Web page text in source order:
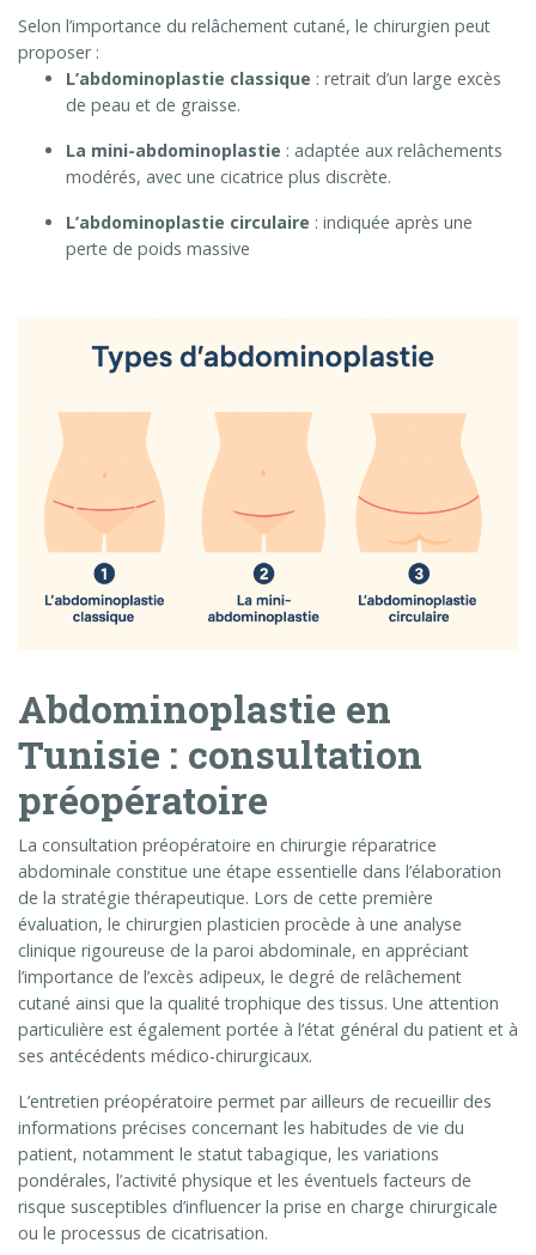
Selon l’importance du relâchement cutané, le chirurgien peut
proposer :
L’abdominoplastie classique : retrait d’un large excès
de peau et de graisse.
La mini-abdominoplastie : adaptée aux relâchements
modérés, avec une cicatrice plus discrète.
L’abdominoplastie circulaire : indiquée après une
perte de poids massive
Abdominoplastie en
Tunisie : consultation
préopératoire
La consultation préopératoire en chirurgie réparatrice
abdominale constitue une étape essentielle dans l’élaboration
de la stratégie thérapeutique. Lors de cette première
évaluation, le chirurgien plasticien procède à une analyse
clinique rigoureuse de la paroi abdominale, en appréciant
l’importance de l’excès adipeux, le degré de relâchement
cutané ainsi que la qualité trophique des tissus. Une attention
particulière est également portée à l’état général du patient et à
ses antécédents médico-chirurgicaux.
L’entretien préopératoire permet par ailleurs de recueillir des
informations précises concernant les habitudes de vie du
patient, notamment le statut tabagique, les variations
pondérales, l’activité physique et les éventuels facteurs de
risque susceptibles d’influencer la prise en charge chirurgicale
ou le processus de cicatrisation.